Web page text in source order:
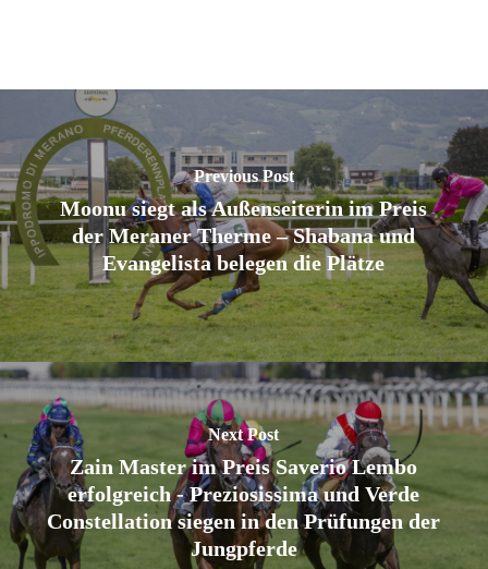
Previous Post
Moonu siegt als Außenseiterin im Preis
der Meraner Therme – Shabana und
Evangelista belegen die Plätze
Next Post
Zain Master im Preis Saverio Lembo
erfolgreich - Preziosissima und Verde
Constellation siegen in den Prüfungen der
Jungpferde